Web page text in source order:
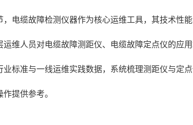
电缆故障检测仪器作为核心运维工具，其技术性
维人员对电缆故障测距仪、电缆故障定点仪的应
标准与一线运维实践数据，系统梳理测距仪与定
提供参考。